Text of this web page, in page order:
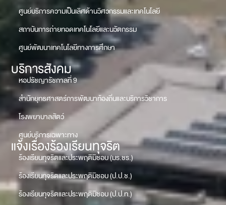
ศูนย์บริการความเป็นเลิศด้านวิศวกรรมและเทคโนโลยี
สถาบันการถ่ายทอดเทคโนโลยีและนวัตกรรม
ศูนย์พัฒนาเทคโนโลยีทางการศึกษา
บริการสังคม
หอปรัชญารัชกาลที่ 9
สำนักยุทธศาสตร์การพัฒนาท้องถิ่นและบริการวิชาการ
โรงพยาบาลสัตว์
ศูนย์บริการเฉพาะทาง
แจ้งเรื่องร้องเรียนทุจริต
ร้องเรียนทุจริตและประพฤติมิชอบ (มร.ชร.)
ร้องเรียนทุจริตและประพฤติมิชอบ (ป.ป.ช.)
ร้องเรียนทุจริตและประพฤติมิชอบ (ป.ป.ท.)